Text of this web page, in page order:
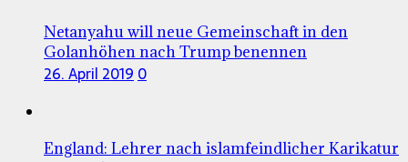
Netanyahu will neue Gemeinschaft in den
Golanhöhen nach Trump benennen
26. April 2019 0
England: Lehrer nach islamfeindlicher Karikatur